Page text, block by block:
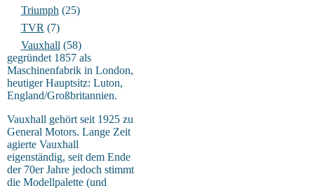
Triumph (25)
TVR (7)
Vauxhall (58)
gegründet 1857 als
Maschinenfabrik in London,
heutiger Hauptsitz: Luton,
England/Großbritannien.
Vauxhall gehört seit 1925 zu
General Motors. Lange Zeit
agierte Vauxhall
eigenständig, seit dem Ende
der 70er Jahre jedoch stimmt
die Modellpalette (und